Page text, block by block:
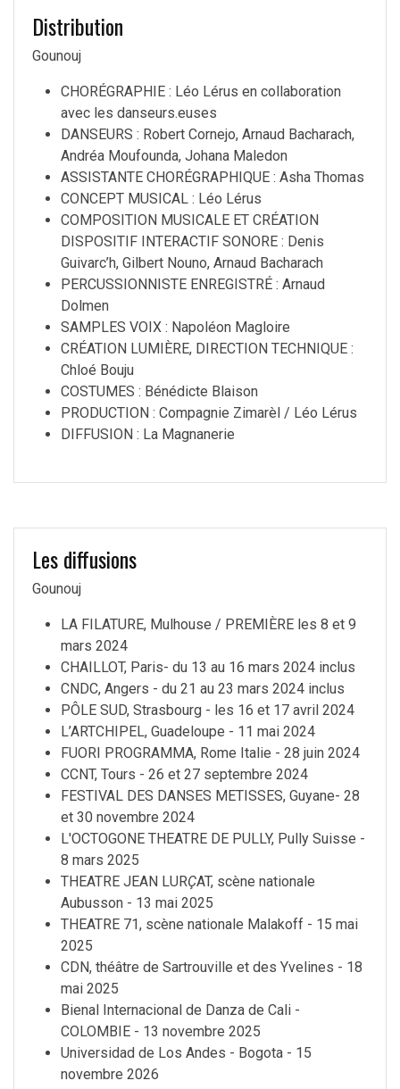
Distribution
Gounouj
CHORÉGRAPHIE : Léo Lérus en collaboration
avec les danseurs.euses
DANSEURS : Robert Cornejo, Arnaud Bacharach,
Andréa Moufounda, Johana Maledon
ASSISTANTE CHORÉGRAPHIQUE : Asha Thomas
CONCEPT MUSICAL : Léo Lérus
COMPOSITION MUSICALE ET CRÉATION
DISPOSITIF INTERACTIF SONORE : Denis
Guivarc’h, Gilbert Nouno, Arnaud Bacharach
PERCUSSIONNISTE ENREGISTRÉ : Arnaud
Dolmen
SAMPLES VOIX : Napoléon Magloire
CRÉATION LUMIÈRE, DIRECTION TECHNIQUE :
Chloé Bouju
COSTUMES : Bénédicte Blaison
PRODUCTION : Compagnie Zimarèl / Léo Lérus
DIFFUSION : La Magnanerie
Les diffusions
Gounouj
LA FILATURE, Mulhouse / PREMIÈRE les 8 et 9
mars 2024
CHAILLOT, Paris- du 13 au 16 mars 2024 inclus
CNDC, Angers - du 21 au 23 mars 2024 inclus
PÔLE SUD, Strasbourg - les 16 et 17 avril 2024
L’ARTCHIPEL, Guadeloupe - 11 mai 2024
FUORI PROGRAMMA, Rome Italie - 28 juin 2024
CCNT, Tours - 26 et 27 septembre 2024
FESTIVAL DES DANSES METISSES, Guyane- 28
et 30 novembre 2024
L'OCTOGONE THEATRE DE PULLY, Pully Suisse -
8 mars 2025
THEATRE JEAN LURÇAT, scène nationale
Aubusson - 13 mai 2025
THEATRE 71, scène nationale Malakoff - 15 mai
2025
CDN, théâtre de Sartrouville et des Yvelines - 18
mai 2025
Bienal Internacional de Danza de Cali -
COLOMBIE - 13 novembre 2025
Universidad de Los Andes - Bogota - 15
novembre 2026